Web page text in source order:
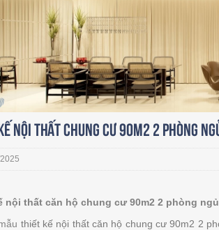
Nội Thất Chung Cư 90M2 2 Phòng Ngủ
nội thất căn hộ chung cư 90m2 2 phòng
thiết kế nội thất căn hộ chung cư 90m2 2